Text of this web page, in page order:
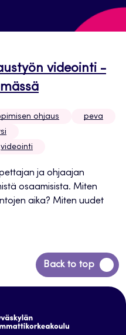
videointi -
ohjaus
peva
videointi
ja ohjaajan
osaamisista. Miten
aika? Miten uudet
Back to top
Siirry
takaisin